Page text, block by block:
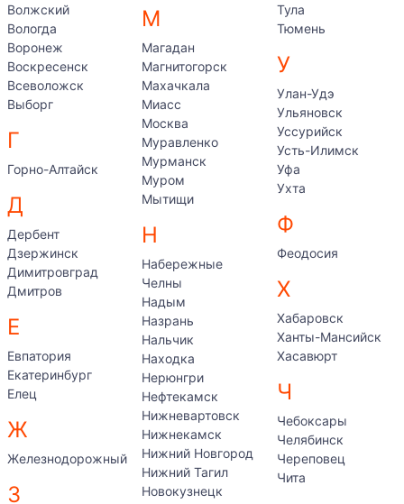
Волжский
Вологда
Воронеж
Воскресенск
Всеволожск
Выборг
Г
Горно-Алтайск
Д
Дербент
Дзержинск
Димитровград
Дмитров
Е
Евпатория
Екатеринбург
Елец
Ж
Железнодорожный
З
М
Магадан
Магнитогорск
Махачкала
Миасс
Москва
Муравленко
Мурманск
Муром
Мытищи
Н
Набережные
Челны
Надым
Назрань
Нальчик
Находка
Нерюнгри
Нефтекамск
Нижневартовск
Нижнекамск
Нижний Новгород
Нижний Тагил
Новокузнецк
Тула
Тюмень
У
Улан-Удэ
Ульяновск
Уссурийск
Усть-Илимск
Уфа
Ухта
Ф
Феодосия
Х
Хабаровск
Ханты-Мансийск
Хасавюрт
Ч
Чебоксары
Челябинск
Череповец
Чита